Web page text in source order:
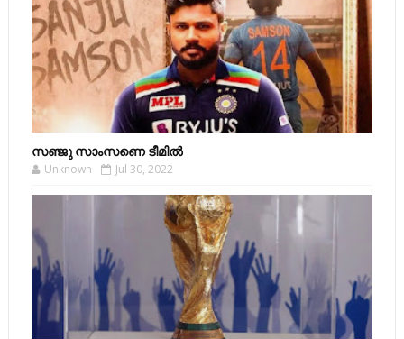
സഞ്ജു സാംസണെ ടീമില്‍
Unknown Jul 30, 2022